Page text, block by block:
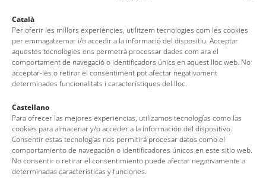
Català
Per oferir les millors experiències, utilitzem tecnologies com les cookies
per emmagatzemar i/o accedir a la informació del dispositiu. Acceptar
aquestes tecnologies ens permetrà processar dades com ara el
comportament de navegació o identificadors únics en aquest lloc web. No
acceptar-les o retirar el consentiment pot afectar negativament
determinades funcionalitats i característiques del lloc.
Castellano
Para ofrecer las mejores experiencias, utilizamos tecnologías como las
cookies para almacenar y/o acceder a la información del dispositivo.
Consentir estas tecnologías nos permitirá procesar datos como el
comportamiento de navegación o identificadores únicos en este sitio web.
No consentir o retirar el consentimiento puede afectar negativamente a
determinadas características y funciones.
Tossa de Mar Tourist Office
Av. del Pelegrí, 25 – Edifici La Nau · 17320 – Tossa de Mar
(Girona – Costa Brava)
Tel: + 00 34 972 340 108 · Mail: info@visittossa.com
Legal note·Cookies policy